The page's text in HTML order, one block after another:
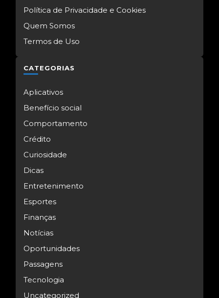
Política de Privacidade e Cookies
Quem Somos
Termos de Uso
CATEGORIAS
Aplicativos
Benefício social
Comportamento
Crédito
Curiosidade
Dicas
Entretenimento
Esportes
Finanças
Notícias
Oportunidades
Passagens
Tecnologia
Uncategorized